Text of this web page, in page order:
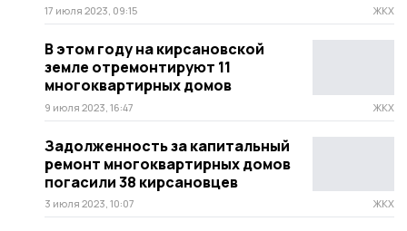
17 июля 2023, 09:15 ЖКХ
В этом году на кирсановской
земле отремонтируют 11
многоквартирных домов
9 июля 2023, 16:47 ЖКХ
Задолженность за капитальный
ремонт многоквартирных домов
погасили 38 кирсановцев
3 июля 2023, 10:07 ЖКХ